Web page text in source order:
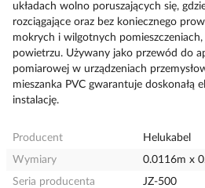
układach wolno poruszających się,
rozciągające oraz bez koniecznego
mokrych i wilgotnych
powietrzu. Używany jako przewód do
pomiarowej w urządzeniach
mieszanka PVC gwarantuje doskonałą
instalację.
Producent
Helukabel
Wymiary
0.0116m x
Seria producenta
JZ-500